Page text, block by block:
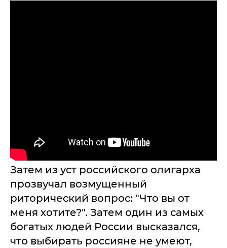
Затем из уст российского олигарха
прозвучал возмущенный
риторический вопрос: "Что вы от
меня хотите?". Затем один из самых
богатых людей России высказался,
что выбирать россияне не умеют,